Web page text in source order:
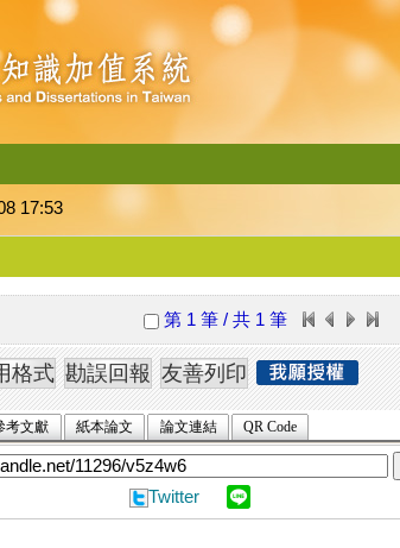
17:53
第 1 筆 / 共 1 筆
考文獻 紙本論文 論文連結 QR Code
Twitter